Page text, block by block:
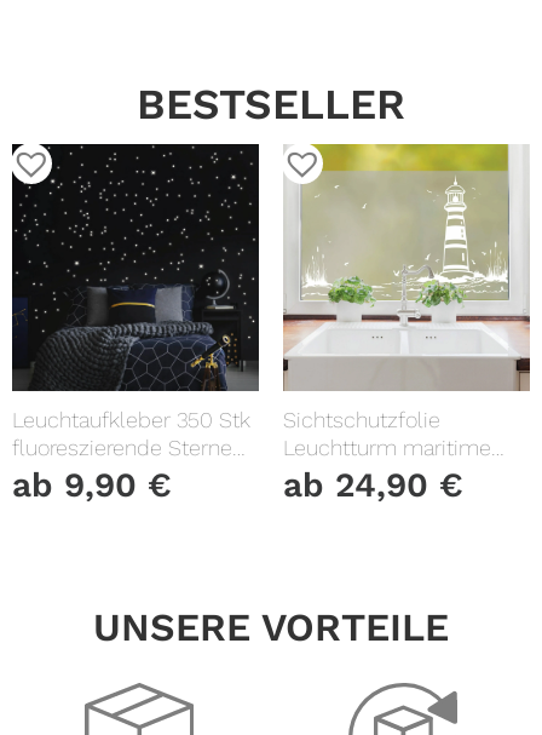
BESTSELLER
Leuchtaufkleber 350 Stk
fluoreszierende Sterne
und Punkte leuchten im
Dunklen Kinderzimmer
ab 9,90 €
Sichtschutzfolie
Leuchtturm maritime
Fensterfolie Fensterdeko
Milchglasfolie
ab 24,90 €
UNSERE VORTEILE